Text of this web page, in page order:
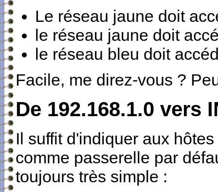
Le réseau jaune doit
le réseau jaune doit
le réseau bleu doit
Facile, me direz-vous ?
De 192.168.1.0 vers
Il suffit d'indiquer aux
comme passerelle par
toujours très simple :